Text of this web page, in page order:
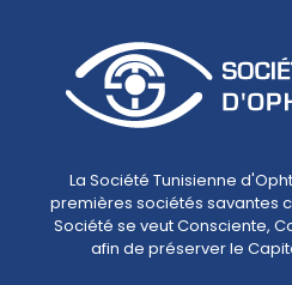
La Société Tunisienne
premières sociétés savantes
Société se veut Consciente,
afin de préserver le